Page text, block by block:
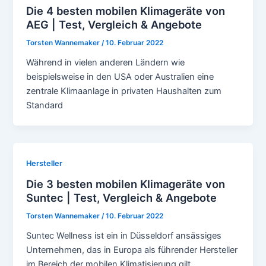
Die 4 besten mobilen Klimageräte von
AEG | Test, Vergleich & Angebote
Torsten Wannemaker/10. Februar 2022
Während in vielen anderen Ländern wie
beispielsweise in den USA oder Australien eine
zentrale Klimaanlage in privaten Haushalten zum
Standard
Hersteller
Die 3 besten mobilen Klimageräte von
Suntec | Test, Vergleich & Angebote
Torsten Wannemaker/10. Februar 2022
Suntec Wellness ist ein in Düsseldorf ansässiges
Unternehmen, das in Europa als führender Hersteller